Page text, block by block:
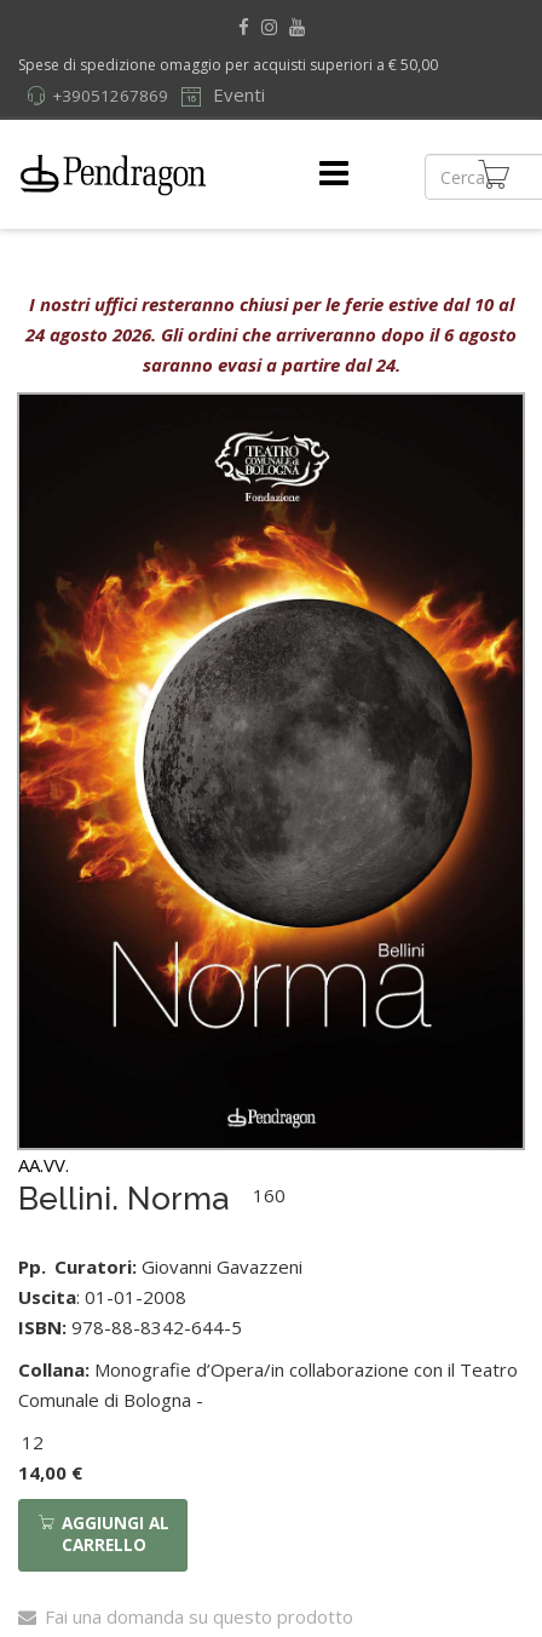
Spese di spedizione omaggio per acquisti superiori a € 50,00
Eventi
+39051267869
I nostri uffici resteranno chiusi per le ferie estive dal 10 al
24 agosto 2026. Gli ordini che arriveranno dopo il 6 agosto
saranno evasi a partire dal 24.
AA.VV.
Bellini. Norma
Pp.
160
Curatori: Giovanni Gavazzeni
Uscita: 01-01-2008
ISBN: 978-88-8342-644-5
Collana: Monografie d’Opera/in collaborazione con il Teatro
Comunale di Bologna -
12
14,00 €
AGGIUNGI AL
CARRELLO
Fai una domanda su questo prodotto